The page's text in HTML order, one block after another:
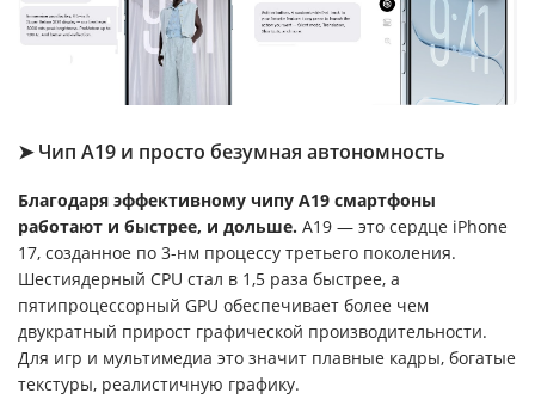
➤ Чип A19 и просто безумная автономность
Благодаря эффективному чипу A19 смартфоны
работают и быстрее, и дольше. A19 — это сердце iPhone
17, созданное по 3-нм процессу третьего поколения.
Шестиядерный CPU стал в 1,5 раза быстрее, а
пятипроцессорный GPU обеспечивает более чем
двукратный прирост графической производительности.
Для игр и мультимедиа это значит плавные кадры, богатые
текстуры, реалистичную графику.